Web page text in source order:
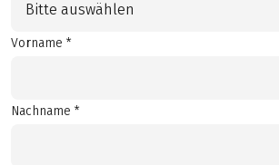
Bitte auswählen
Vorname *
Nachname *